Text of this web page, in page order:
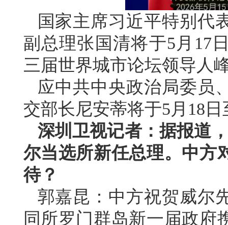
国家主席习近平特别代
副总理张国清将于5月17
三届世界城市论坛领导人
应中共中央政治局委员
交部长尼安蒂将于5月18
深圳卫视记者：据报道
尔当选所新任总理。中方
待？
郭嘉昆：中方祝贺威尔
同所罗门群岛新一届政府